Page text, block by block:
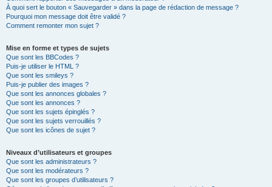
À quoi sert le bouton « Sauvegarder » dans la page de rédaction de message ?
Pourquoi mon message doit être validé ?
Comment remonter mon sujet ?
Mise en forme et types de sujets
Que sont les BBCodes ?
Puis-je utiliser le HTML ?
Que sont les smileys ?
Puis-je publier des images ?
Que sont les annonces globales ?
Que sont les annonces ?
Que sont les sujets épinglés ?
Que sont les sujets verrouillés ?
Que sont les icônes de sujet ?
Niveaux d’utilisateurs et groupes
Que sont les administrateurs ?
Que sont les modérateurs ?
Que sont les groupes d’utilisateurs ?